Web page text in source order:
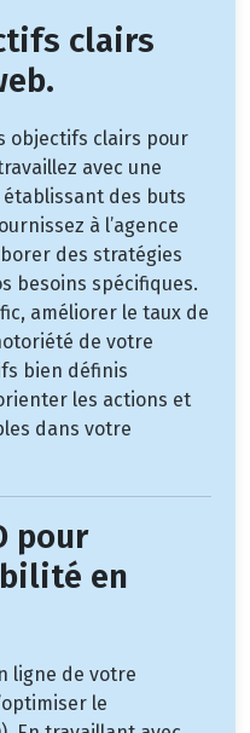
clairs
objectifs clairs pour
avec une
établissant des buts
à l’agence
des stratégies
besoins spécifiques.
améliorer le taux de
de votre
bien définis
les actions et
dans votre
pour
en
ligne de votre
le